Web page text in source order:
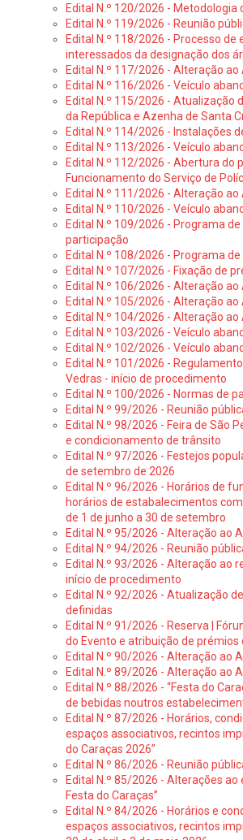
Edital N.º 120/2026 -
Edital N.º 119/2026 - Reunião
Edital N.º 118/2026 - Processo
interessados da designação dos
Edital N.º 117/2026 - Alteração
Edital N.º 116/2026 - Veículo
Edital N.º 115/2026 - Atualização
da República e Azenha de Santa
Edital N.º 114/2026 - Instalações
Edital N.º 113/2026 - Veículo
Edital N.º 112/2026 - Abertura do
Funcionamento do Serviço de
Edital N.º 111/2026 - Alteração
Edital N.º 110/2026 - Veículo
Edital N.º 109/2026 - Programa
participação
Edital N.º 108/2026 - Programa
Edital N.º 107/2026 - Fixação de
Edital N.º 106/2026 - Alteração
Edital N.º 105/2026 - Alteração
Edital N.º 104/2026 - Alteração
Edital N.º 103/2026 - Veículo
Edital N.º 102/2026 - Veículo
Edital N.º 101/2026 -
Vedras - início de procedimento
Edital N.º 100/2026 - Normas de
Edital N.º 99/2026 - Reunião
Edital N.º 98/2026 - Feira de São
e condicionamento de trânsito
Edital N.º 97/2026 - Festejos
de setembro de 2026
Edital N.º 96/2026 - Horários de
horários de estabalecimentos
de 1 de junho a 30 de setembro
Edital N.º 95/2026 - Alteração ao
Edital N.º 94/2026 - Reunião
Edital N.º 93/2026 - Alteração ao
início de procedimento
Edital N.º 92/2026 - Atualização
definidas
Edital N.º 91/2026 - Reserva |
do Evento e atribuição de prémios
Edital N.º 90/2026 - Alteração ao
Edital N.º 89/2026 - Alteração ao
Edital N.º 88/2026 - “Festa do
de bebidas noutros
Edital N.º 87/2026 - Horários,
espaços associativos, recintos
do Caraças 2026”
Edital N.º 86/2026 - Reunião
Edital N.º 85/2026 - Alterações
Festa do Caraças”
Edital N.º 84/2026 - Horários e
espaços associativos, recintos